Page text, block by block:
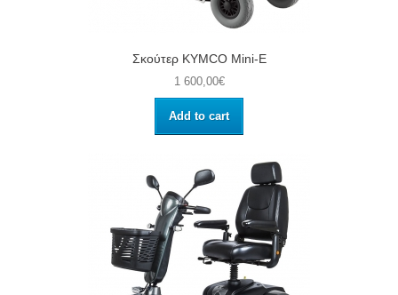
Σκούτερ KYMCO Mini-E
1 600,00€
Add to cart